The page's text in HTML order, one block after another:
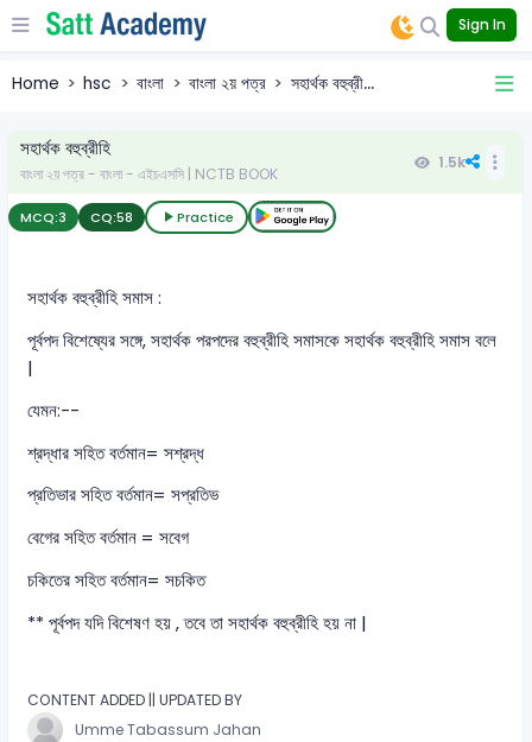
Sign In
Home hsc বাংলা বাংলা ২য় পত্র সহার্থক বহুব্রী...
সহার্থক বহুব্রীহি
বাংলা ২য় পত্র - বাংলা - এইচএসসি | NCTB BOOK
1.5k
MCQ:3 CQ:58 Practice
সহার্থক বহুব্রীহি সমাস :
পূর্বপদ বিশেষ্যের সঙ্গে, সহার্থক পরপদের বহুব্রীহি সমাসকে সহার্থক বহুব্রীহি সমাস বলে
|
যেমন:--
শ্রদ্ধার সহিত বর্তমান= সশ্রদ্ধ
প্রতিভার সহিত বর্তমান= সপ্রতিভ
বেগের সহিত বর্তমান = সবেগ
চকিতের সহিত বর্তমান= সচকিত
** পূর্বপদ যদি বিশেষণ হয় , তবে তা সহার্থক বহুব্রীহি হয় না |
CONTENT ADDED || UPDATED BY
Umme Tabassum Jahan